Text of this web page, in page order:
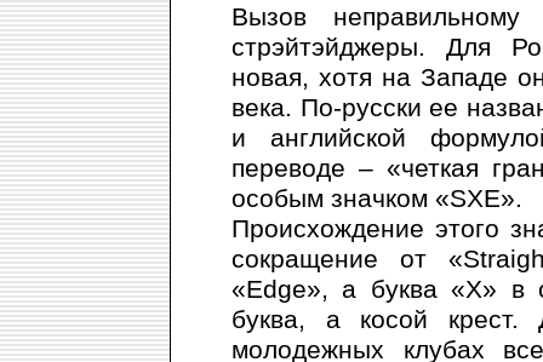
Вызов
стрэйтэйджеры. Для
новая, хотя на Западе
века. По-русски ее
и английской
переводе – «четкая
особым значком «SXE».
Происхождение этого
сокращение от
«Edge», а буква «Х» в
буква, а косой
молодежных клубах